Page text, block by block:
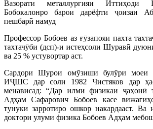
Вазорати металлургияи
Бобокалонро барои дарёфти ҷоизаи
пешбарӣ намуд
Профессор Бобоев аз ғӯзапояи пахта
тахтачӯби (дсп)-и истеҳсоли Шуравӣ
ва 25 % устувортар аст.
Сардори Шурои омӯзиши булӯри моеи
ИҶШС дар соли 1982 Чистяков дар
менависад: “Дар илми физикаи ҷаҳонӣ
Адҳам Сафарович Бобоев касе
тунуки зарротиро ошкор накардааст.
доктори улуми физика Бобоев Адҳам